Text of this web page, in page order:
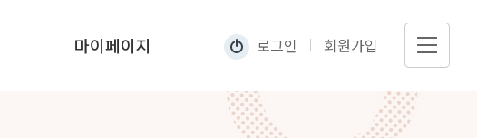
마이페이지 로그인 회원가입